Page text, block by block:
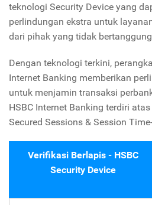
teknologi Security Device yang
perlindungan ekstra untuk
dari pihak yang tidak
Dengan teknologi terkini,
Internet Banking memberikan
untuk menjamin transaksi
HSBC Internet Banking terdiri
Secured Sessions & Session
Verifikasi Berlapis - HSBC
Security Device